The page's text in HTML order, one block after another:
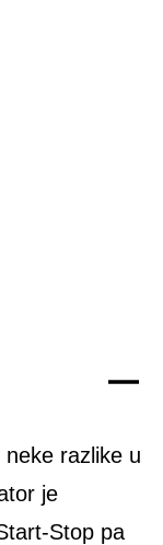
razlike u
je
Stop pa